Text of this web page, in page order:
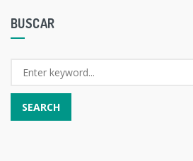
ENTRADAS
BUSCAR